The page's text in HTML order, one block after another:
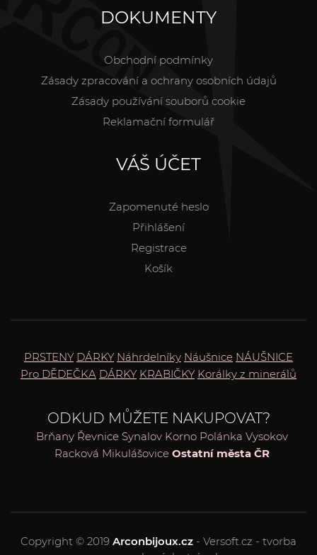
DOKUMENTY
Obchodní podmínky
Zásady zpracování a ochrany osobních údajů
Zásady používání souborů cookie
Reklamační formulář
VÁŠ ÚČET
Zapomenuté heslo
Přihlášení
Registrace
Košík
PRSTENY DÁRKY Náhrdelníky Náušnice NÁUŠNICE
Pro DĚDEČKA DÁRKY KRABIČKY Korálky z minerálů
ODKUD MŮŽETE NAKUPOVAT?
Brňany Řevnice Synalov Korno Polánka Vysokov
Racková Mikulášovice Ostatní města ČR
Copyright © 2019 Arconbijoux.cz - Versoft.cz - tvorba